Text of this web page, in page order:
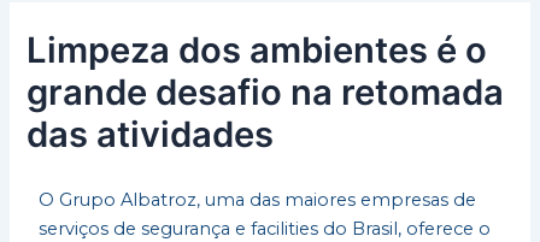
Limpeza dos ambientes é o
grande desafio na retomada
das atividades
O Grupo Albatroz, uma das maiores empresas de
serviços de segurança e facilities do Brasil, oferece o